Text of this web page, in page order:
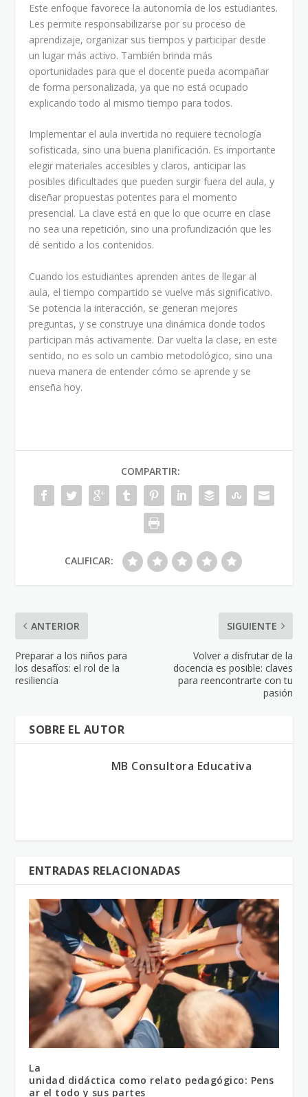
Este enfoque favorece la autonomía de los estudiantes.
Les permite responsabilizarse por su proceso de
aprendizaje, organizar sus tiempos y participar desde
un lugar más activo. También brinda más
oportunidades para que el docente pueda acompañar
de forma personalizada, ya que no está ocupado
explicando todo al mismo tiempo para todos.
Implementar el aula invertida no requiere tecnología
sofisticada, sino una buena planificación. Es importante
elegir materiales accesibles y claros, anticipar las
posibles dificultades que pueden surgir fuera del aula, y
diseñar propuestas potentes para el momento
presencial. La clave está en que lo que ocurre en clase
no sea una repetición, sino una profundización que les
dé sentido a los contenidos.
Cuando los estudiantes aprenden antes de llegar al
aula, el tiempo compartido se vuelve más significativo.
Se potencia la interacción, se generan mejores
preguntas, y se construye una dinámica donde todos
participan más activamente. Dar vuelta la clase, en este
sentido, no es solo un cambio metodológico, sino una
nueva manera de entender cómo se aprende y se
enseña hoy.
COMPARTIR:
CALIFICAR:
ANTERIOR
Preparar a los niños para
los desafíos: el rol de la
resiliencia
SIGUIENTE
Volver a disfrutar de la
docencia es posible: claves
para reencontrarte con tu
pasión
SOBRE EL AUTOR
MB Consultora Educativa
ENTRADAS RELACIONADAS
La
unidad didáctica como relato pedagógico: Pens
ar el todo y sus partes